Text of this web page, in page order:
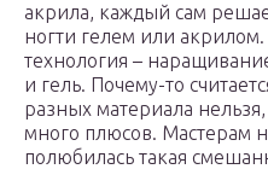
акрила, каждый сам
ногти гелем или
технология –
и гель. Почему-то
разных материала
много плюсов. Мастерам
полюбилась такая